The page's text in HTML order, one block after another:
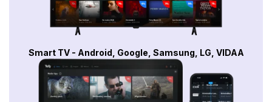
Smart TV - Android, Google, Samsung, LG, VIDAA